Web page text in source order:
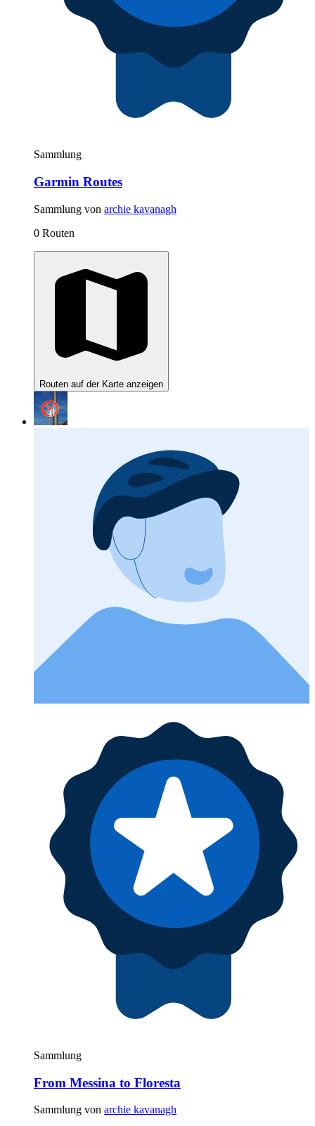
Sammlung
Garmin Routes
Sammlung von archie kavanagh
0 Routen
Routen auf der Karte anzeigen
Sammlung
From Messina to Floresta
Sammlung von archie kavanagh